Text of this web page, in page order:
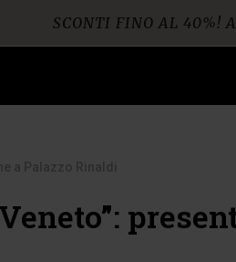
SCONTI FINO AL 40%!